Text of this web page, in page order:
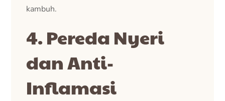
kambuh.
4. Pereda Nyeri
dan Anti-
Inflamasi